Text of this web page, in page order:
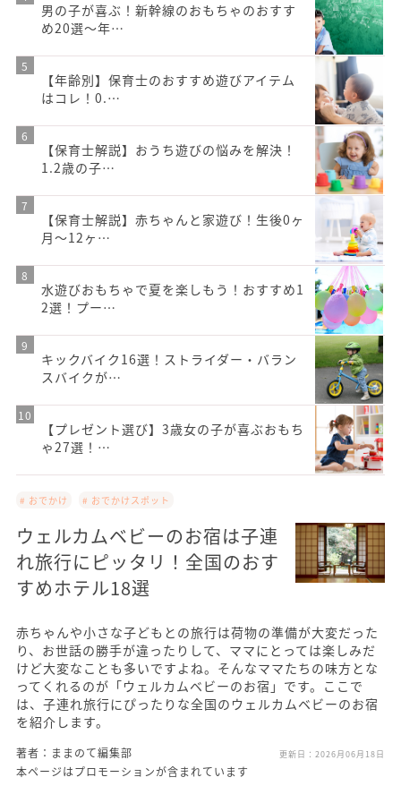
男の子が喜ぶ！新幹線のおもちゃのおすす
め20選〜年…
【年齢別】保育士のおすすめ遊びアイテム
はコレ！0.…
【保育士解説】おうち遊びの悩みを解決！
1.2歳の子…
【保育士解説】赤ちゃんと家遊び！生後0ヶ
月～12ヶ…
水遊びおもちゃで夏を楽しもう！おすすめ1
2選！プー…
キックバイク16選！ストライダー・バラン
スバイクが…
【プレゼント選び】3歳女の子が喜ぶおもち
ゃ27選！…
# おでかけ # おでかけスポット
ウェルカムベビーのお宿は子連
れ旅行にピッタリ！全国のおす
すめホテル18選
赤ちゃんや小さな子どもとの旅行は荷物の準備が大変だった
り、お世話の勝手が違ったりして、ママにとっては楽しみだ
けど大変なことも多いですよね。そんなママたちの味方とな
ってくれるのが「ウェルカムベビーのお宿」です。ここで
は、子連れ旅行にぴったりな全国のウェルカムベビーのお宿
を紹介します。
著者：ままのて編集部 更新日： 2026月06月18日
本ページはプロモーションが含まれています